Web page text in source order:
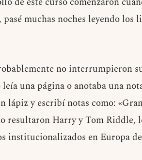
pasé muchas noches leyendo
no interrumpieron
una página o anotaba una
lápiz y escribí notas como:
resultaron Harry y Tom Riddle,
institucionalizados en Europa